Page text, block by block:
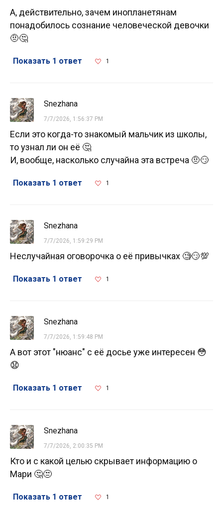
А, действительно, зачем инопланетянам
понадобилось сознание человеческой девочки
🤨🤔
Показать 1 ответ 1
Snezhana
7/7/2026, 1:56:37 PM
Если это когда-то знакомый мальчик из школы,
то узнал ли он её 🤔
И, вообще, насколько случайна эта встреча 🤨😏
Показать 1 ответ 1
Snezhana
7/7/2026, 1:59:29 PM
Неслучайная оговорочка о её привычках 🧐😏💯
Показать 1 ответ 1
Snezhana
7/7/2026, 1:59:48 PM
А вот этот "нюанс" с её досье уже интересен 😳
😧
Показать 1 ответ 1
Snezhana
7/7/2026, 2:00:35 PM
Кто и с какой целью скрывает информацию о
Мари 🤔😒
Показать 1 ответ 1